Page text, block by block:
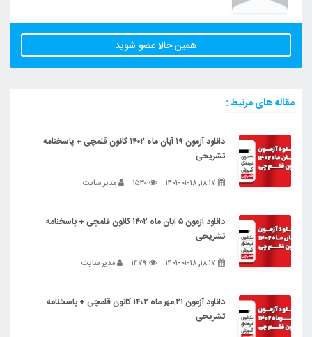
همین حالا عضو شوید
مقاله های مرتبط :
دانلود آزمون ۱۹ آبان ماه ۱۴۰۲ کانون قلمچی + پاسخنامه
تشریحی
مدیر سایت
دانلود آزمون ۵ آبان ماه ۱۴۰۲ کانون قلمچی + پاسخنامه
تشریحی
مدیر سایت
دانلود آزمون ۲۱ مهر ماه ۱۴۰۲ کانون قلمچی + پاسخنامه
تشریحی